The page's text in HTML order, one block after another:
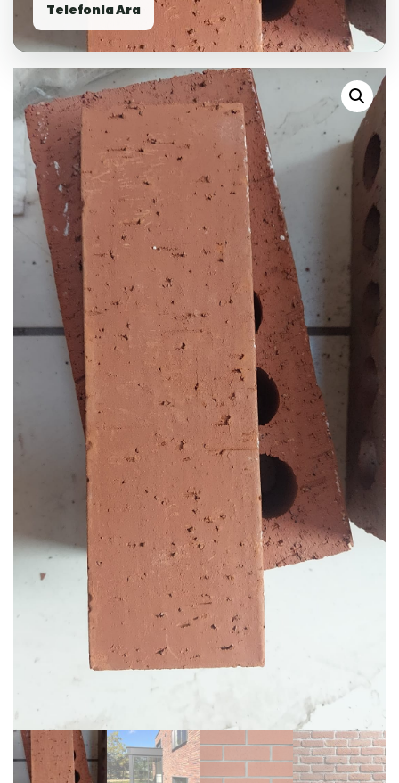
Telefonla Ara